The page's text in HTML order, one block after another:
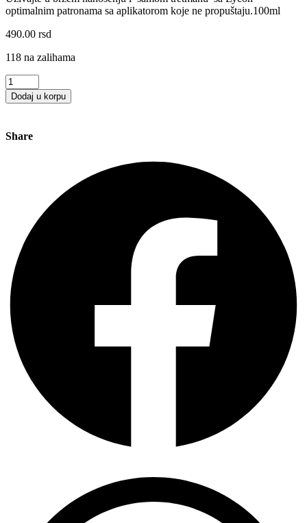
optimalnim patronama sa aplikatorom koje ne propuštaju.100ml
490.00 rsd
118 na zalihama
LYCOTEC
WAX
CARTRIDGE
Dodaj u korpu
Share